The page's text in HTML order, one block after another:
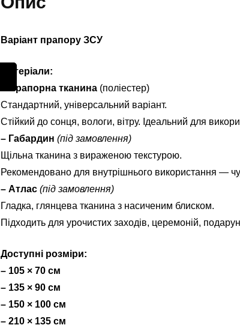
Варіант прапору ЗСУ
Матеріали:
– Прапорна тканина (поліестер)
Стандартний, універсальний варіант.
Стійкий до сонця, вологи, вітру. Ідеальний для
– Габардин (під замовлення)
Щільна тканина з вираженою текстурою.
Рекомендовано для внутрішнього використання —
– Атлас (під замовлення)
Гладка, глянцева тканина з насиченим блиском.
Підходить для урочистих заходів, церемоній,
Доступні розміри:
– 105 × 70 см
– 135 × 90 см
– 150 × 100 см
– 210 × 135 см